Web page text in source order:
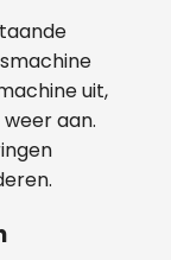
uit,
aan.